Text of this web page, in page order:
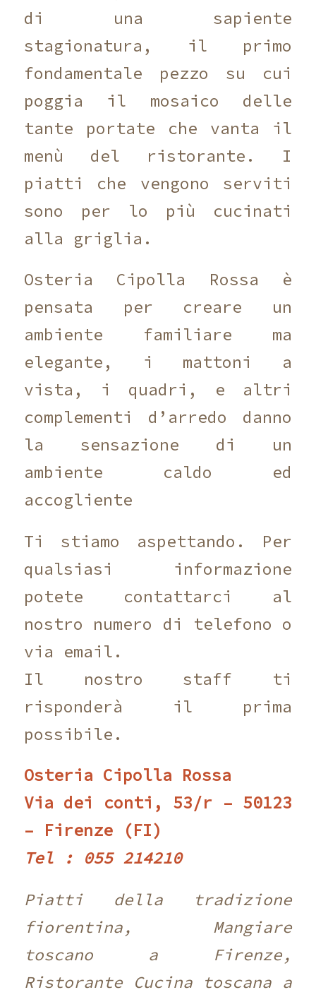
di una sapiente
stagionatura, il primo
fondamentale pezzo su cui
poggia il mosaico delle
tante portate che vanta il
menù del ristorante. I
piatti che vengono serviti
sono per lo più cucinati
alla griglia.
Osteria Cipolla Rossa è
pensata per creare un
ambiente familiare ma
elegante, i mattoni a
vista, i quadri, e altri
complementi d’arredo danno
la sensazione di un
ambiente caldo ed
accogliente
Ti stiamo aspettando. Per
qualsiasi informazione
potete contattarci al
nostro numero di telefono o
via email.
Il nostro staff ti
risponderà il prima
possibile.
Osteria Cipolla Rossa
Via dei conti, 53/r – 50123
– Firenze (FI)
Tel : 055 214210 ‎
Piatti della tradizione
fiorentina, Mangiare
toscano a Firenze,
Ristorante Cucina toscana a